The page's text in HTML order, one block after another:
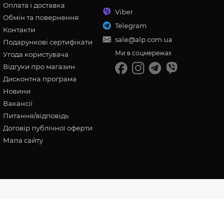
Оплата і доставка
Обмін та повернення
Контакти
Подарункові сертифікати
Угода користувача
Відгуки про магазин
Дисконтна програма
Новини
Вакансії
Питання/відповідь
Договір публічної оферти
Мапа сайту
Viber
Telegram
sale@alp.com.ua
Ми в соцмережах